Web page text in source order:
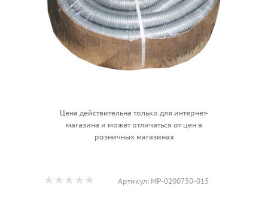
Цена действительна только для интернет-
магазина и может отличаться от цен в
розничных магазинах
Артикул: МР-0200750-015